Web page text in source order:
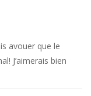
avouer que le
J’aimerais bien